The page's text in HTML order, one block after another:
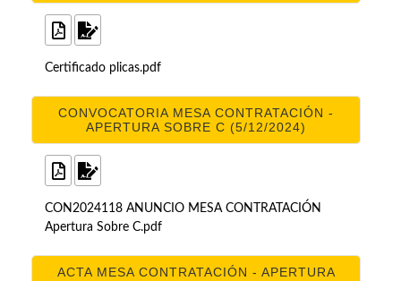
Certificado plicas.pdf
CONVOCATORIA MESA CONTRATACIÓN -
APERTURA SOBRE C (5/12/2024)
CON2024118 ANUNCIO MESA CONTRATACIÓN
Apertura Sobre C.pdf
ACTA MESA CONTRATACIÓN - APERTURA